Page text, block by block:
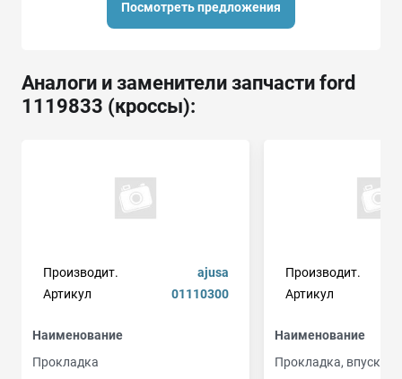
Посмотреть предложения
Аналоги и заменители запчасти ford
1119833 (кроссы):
Производит.
ajusa
Артикул
01110300
Наименование
Прокладка
Производит.
Артикул
Наименование
Прокладка,